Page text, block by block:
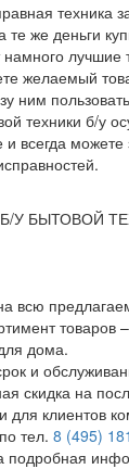
техника
те же деньги
лучшие
желаемый
ним
техники б/у
и всегда
У БЫТОВОЙ
всю
товаров
дома.
и
скидка на
для клиентов
тел. 8 (495)
подробная